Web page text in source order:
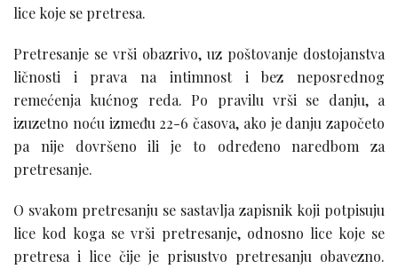
lice koje se pretresa.
Pretresanje se vrši obazrivo, uz poštovanje dostojanstva
ličnosti i prava na intimnost i bez neposrednog
remećenja kućnog reda. Po pravilu vrši se danju, a
izuzetno noću između 22-6 časova, ako je danju započeto
pa nije dovršeno ili je to određeno naredbom za
pretresanje.
O svakom pretresanju se sastavlja zapisnik koji potpisuju
lice kod koga se vrši pretresanje, odnosno lice koje se
pretresa i lice čije je prisustvo pretresanju obavezno.